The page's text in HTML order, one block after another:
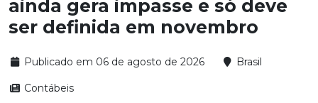
ainda gera impasse e só deve
ser definida em novembro
Publicado em 06 de agosto de 2026 Brasil
Contábeis